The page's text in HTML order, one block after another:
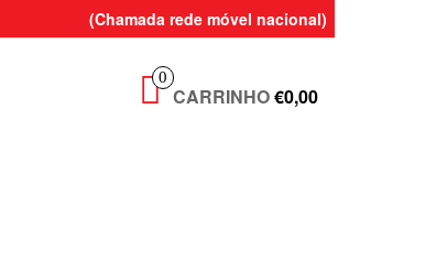
(Chamada rede móvel nacional)
0
CARRINHO€0,00